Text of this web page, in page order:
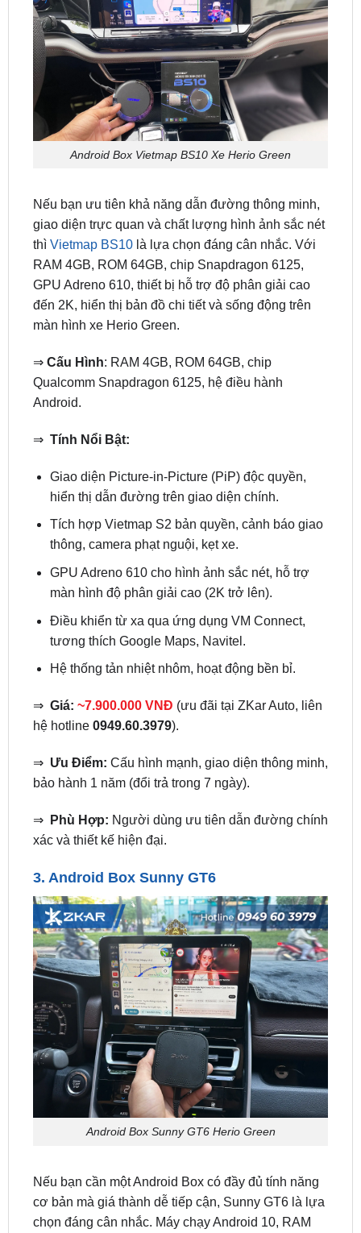
Android Box Vietmap BS10 Xe Herio Green
Nếu bạn ưu tiên khả năng dẫn đường thông minh,
thìVietmap BS10là lựa chọn đáng cân nhắc. Với
RAM 4GB, ROM 64GB, chip Snapdragon 6125,
GPU Adreno 610, thiết bị hỗ trợ độ phân giải cao
đến 2K, hiển thị bản đồ chi tiết và sống động trên
màn hình xe Herio Green.
⇒Cấu Hình : RAM 4GB, ROM 64GB, chip
Android.
⇒Tính Nổi Bật:
Giao diện Picture-in-Picture (PiP) độc quyền,
Tích hợp Vietmap S2 bản quyền, cảnh báo giao
thông, camera phạt nguội, kẹt xe.
GPU Adreno 610 cho hình ảnh sắc nét, hỗ trợ
màn hình độ phân giải cao (2K trở lên).
Điều khiển từ xa qua ứng dụng VM Connect,
tương thích Google Maps, Navitel.
Hệ thống tản nhiệt nhôm, hoạt động bền bỉ.
Giá: ~7.900.000 VNĐ(ưu đãi tại ZKar Auto, liên
⇒ Ưu Điểm:Cấu hình mạnh, giao diện thông minh,
⇒Phù Hợp:Người dùng ưu tiên dẫn đường chính
3.Android Box Sunny GT6
Android Box Sunny GT6 Herio Green
Nếu bạn cần một Android Box có đầy đủ tính năng
chọn đáng cân nhắc. Máy chạy Android 10, RAM
4GB, ROM 64GB, hỗ trợ các ứng dụng như
YouTube, Netflix, Spotify, Google Maps, Vietmap